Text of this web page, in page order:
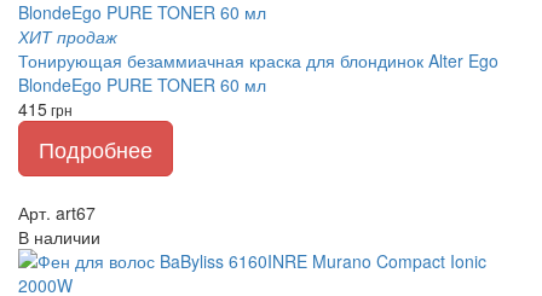
ХИТ продаж
Тонирующая безаммиачная краска для блондинок Alter Ego
BlondeEgo PURE TONER 60 мл
415грн
Подробнее
Арт. art67
В наличии